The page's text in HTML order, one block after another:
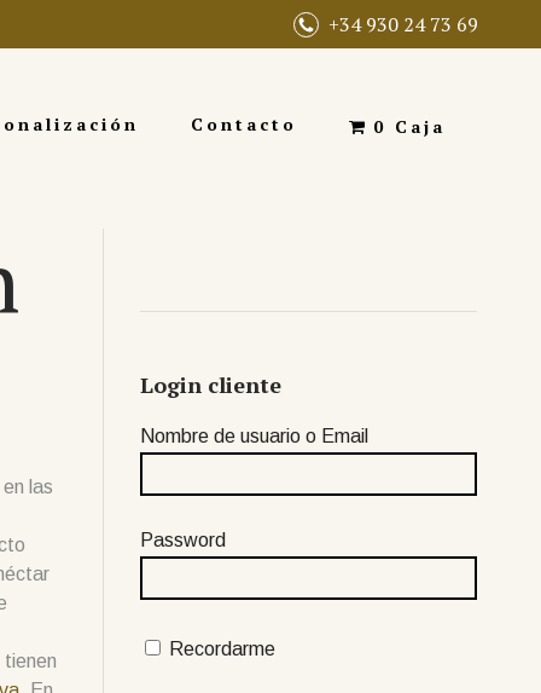
+34 930 24 73 69
Contacto 0 Caja
las
Login cliente
Nombre de usuario o Email
Password
Recordarme